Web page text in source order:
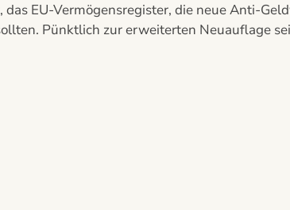
EU-Vermögensregister, die neue Anti-
Pünktlich zur erweiterten Neuauflage